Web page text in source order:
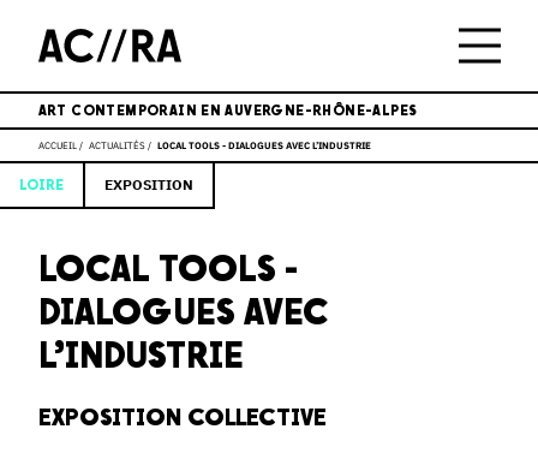
ART CONTEMPORAIN EN AUVERGNE-RHÔNE-ALPES
ACCUEIL ACTUALITÉS LOCAL TOOLS - DIALOGUES AVEC L’INDUSTRIE
LOIRE EXPOSITION
LOCAL TOOLS -
DIALOGUES AVEC
L’INDUSTRIE
EXPOSITION COLLECTIVE